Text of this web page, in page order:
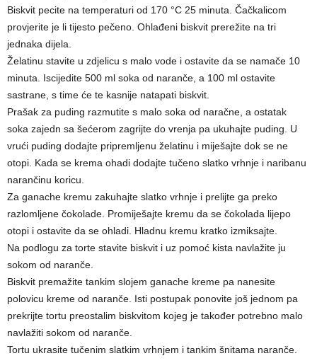
Biskvit pecite na temperaturi od 170 °C 25 minuta. Čačkalicom
provjerite je li tijesto pečeno. Ohlađeni biskvit prerežite na tri
jednaka dijela.
Želatinu stavite u zdjelicu s malo vode i ostavite da se namače 10
minuta. Iscijedite 500 ml soka od naranče, a 100 ml ostavite
sastrane, s time će te kasnije natapati biskvit.
Prašak za puding razmutite s malo soka od naračne, a ostatak
soka zajedn sa šećerom zagrijte do vrenja pa ukuhajte puding. U
vrući puding dodajte pripremljenu želatinu i miješajte dok se ne
otopi. Kada se krema ohadi dodajte tučeno slatko vrhnje i naribanu
narančinu koricu.
Za ganache kremu zakuhajte slatko vrhnje i prelijte ga preko
razlomljene čokolade. Promiješajte kremu da se čokolada lijepo
otopi i ostavite da se ohladi. Hladnu kremu kratko izmiksajte.
Na podlogu za torte stavite biskvit i uz pomoć kista navlažite ju
sokom od naranče.
Biskvit premažite tankim slojem ganache kreme pa nanesite
polovicu kreme od naranče. Isti postupak ponovite još jednom pa
prekrijte tortu preostalim biskvitom kojeg je također potrebno malo
navlažiti sokom od naranče.
Tortu ukrasite tučenim slatkim vrhnjem i tankim šnitama naranče.